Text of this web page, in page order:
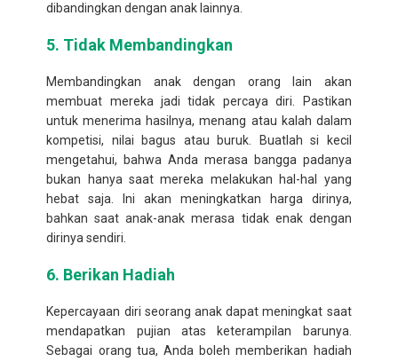
dibandingkan dengan anak lainnya.
5. Tidak Membandingkan
Membandingkan anak dengan orang lain akan
membuat mereka jadi tidak percaya diri. Pastikan
untuk menerima hasilnya, menang atau kalah dalam
kompetisi, nilai bagus atau buruk. Buatlah si kecil
mengetahui, bahwa Anda merasa bangga padanya
bukan hanya saat mereka melakukan hal-hal yang
hebat saja. Ini akan meningkatkan harga dirinya,
bahkan saat anak-anak merasa tidak enak dengan
dirinya sendiri.
6. Berikan Hadiah
Kepercayaan diri seorang anak dapat meningkat saat
mendapatkan pujian atas keterampilan barunya.
Sebagai orang tua, Anda boleh memberikan hadiah